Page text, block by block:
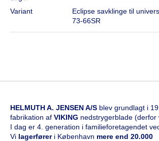
Variant
Eclipse savklinge til
73-66SR
HELMUTH A. JENSEN A/S blev grundlagt i
fabrikation af VIKING nedstrygerblade (derfor
I dag er 4. generation i familieforetagendet
Vi lagerfører i København mere end 20.000